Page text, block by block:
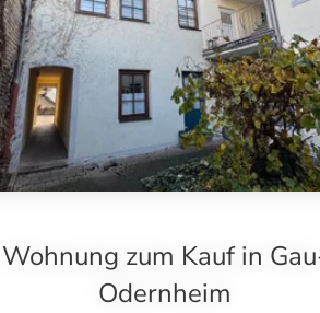
Wohnung zum Kauf in
Odernheim